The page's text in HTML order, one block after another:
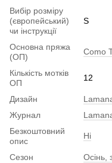
Вибір розміру
(європейський)
чи інструкції
S
Основна пряжа
(ОП)
Como
Кількість мотків
ОП
12
Дизайн
Журнал
Безкоштовний
опис
Ні
Сезон Осінь,